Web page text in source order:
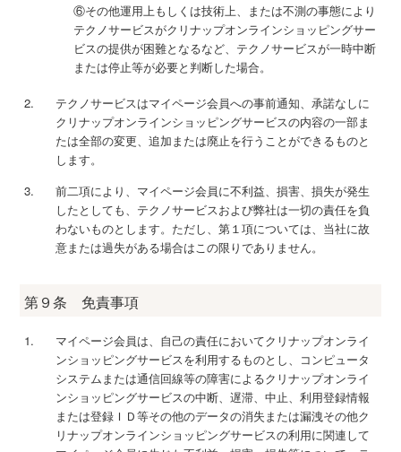
⑥その他運用上もしくは技術上、または不測の事態により
テクノサービスがクリナップオンラインショッピングサー
ビスの提供が困難となるなど、テクノサービスが一時中断
または停止等が必要と判断した場合。
テクノサービスはマイページ会員への事前通知、承諾なしに
クリナップオンラインショッピングサービスの内容の一部ま
たは全部の変更、追加または廃止を行うことができるものと
します。
前二項により、マイページ会員に不利益、損害、損失が発生
したとしても、テクノサービスおよび弊社は一切の責任を負
わないものとします。ただし、第１項については、当社に故
意または過失がある場合はこの限りでありません。
第９条 免責事項
マイページ会員は、自己の責任においてクリナップオンライ
ンショッピングサービスを利用するものとし、コンピュータ
システムまたは通信回線等の障害によるクリナップオンライ
ンショッピングサービスの中断、遅滞、中止、利用登録情報
または登録ＩＤ等その他のデータの消失または漏洩その他ク
リナップオンラインショッピングサービスの利用に関連して